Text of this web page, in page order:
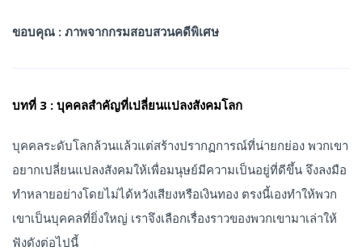
ขอบคุณ : ภาพจากกรมสอบสวนคดีพิเศษ
บทที่ 3 : บุคคลสำคัญที่เปลี่ยนแปลงสังคมโลก
บุคคลระดับโลกล้วนแล้วแต่สร้างปรากฏการณ์ที่น่ายกย่อง พวกเขา
อยากเปลี่ยนแปลงสังคมให้เพื่อมนุษย์มีความเป็นอยู่ที่ดีขึ้น จึงลงมือ
ทำหลายอย่างโดยไม่ได้หวังเสียงหรือเงินทอง ตรงนี้เองทำให้พวก
เขาเป็นบุคคลที่ยิ่งใหญ่ เราจึงเลือกเรื่องราวของพวกเขามาเล่าให้
ฟังดังต่อไปนี้